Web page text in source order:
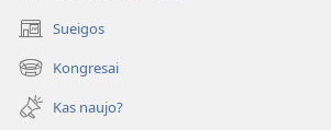
Sueigos
(atsiveria
naujas
langas)
Kongresai
(atsiveria
naujas
langas)
Kas naujo?